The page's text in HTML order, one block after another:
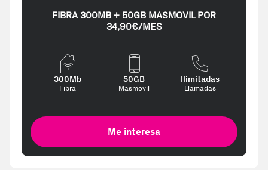
FIBRA 300MB + 50GB MASMOVIL POR
34,90€/MES
300Mb
Fibra
50GB
Masmovil
Ilimitadas
Llamadas
Me interesa